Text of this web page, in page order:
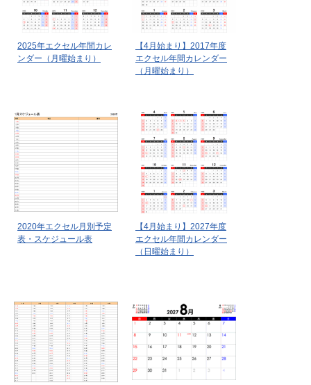
2025年エクセル年間カレ
ンダー（月曜始まり）
【4月始まり】2017年度
エクセル年間カレンダー
（月曜始まり）
2020年エクセル月別予定
表・スケジュール表
【4月始まり】2027年度
エクセル年間カレンダー
（日曜始まり）